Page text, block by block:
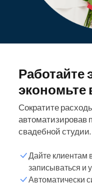
Работайте
экономьте
Сократите
автоматизировав
свадебной студии.
Дайте клиентам
записываться и
Автоматически